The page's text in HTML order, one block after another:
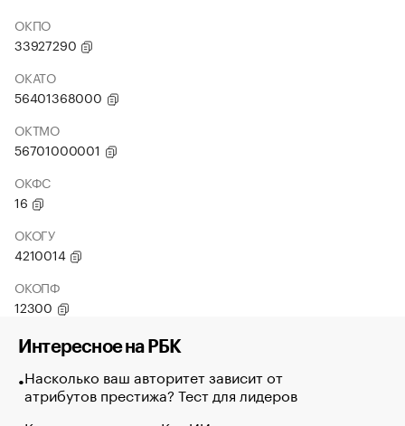
ОКПО
33927290
ОКАТО
56401368000
ОКТМО
56701000001
ОКФС
16
ОКОГУ
4210014
ОКОПФ
12300
Интересное на РБК
Насколько ваш авторитет зависит от
атрибутов престижа? Тест для лидеров